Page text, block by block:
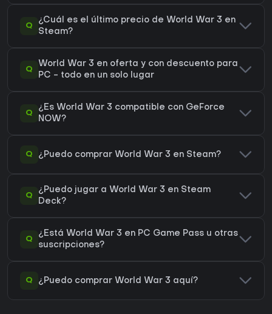
Q
¿Cuál es el último precio de World War 3 en
Steam?
Q
World War 3 en oferta y con descuento para
PC - todo en un solo lugar
Q
¿Es World War 3 compatible con GeForce
NOW?
Q ¿Puedo comprar World War 3 en Steam?
Q
¿Puedo jugar a World War 3 en Steam
Deck?
Q
¿Está World War 3 en PC Game Pass u otras
suscripciones?
Q ¿Puedo comprar World War 3 aquí?